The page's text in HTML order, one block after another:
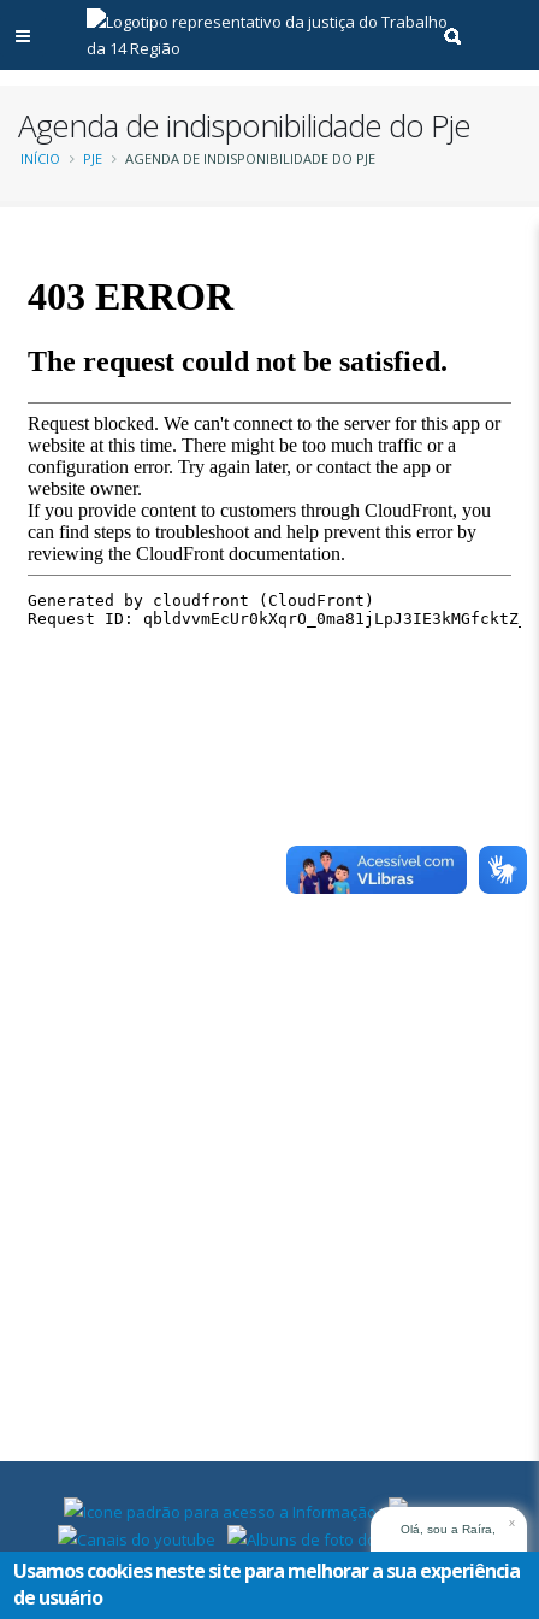
Abrir menu principal
Realizar
Agenda de indisponibilidade do Pje
Trilha
INÍCIO PJE AGENDA DE INDISPONIBILIDADE DO PJE
Olá, sou a Raíra,
assistente virtual do
TRT14. Em que posso
x
Usamos cookies neste site para melhorar a sua experiência
de usuário